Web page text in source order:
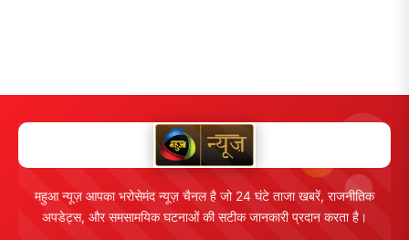
महुआ न्यूज़ आपका भरोसेमंद न्यूज़ चैनल है जो 24 घंटे ताजा खबरें, राजनीतिक
अपडेट्स, और समसामयिक घटनाओं की सटीक जानकारी प्रदान करता है।